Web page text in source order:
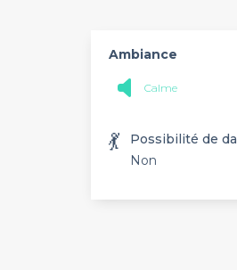
Ambiance
Calme
💃
Possibilité de
Non